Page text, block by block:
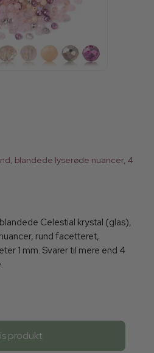
blandede lyserøde nuancer, 4
Celestial krystal (glas),
rund facetteret,
1 mm. Svarer til mere end 4
produkt